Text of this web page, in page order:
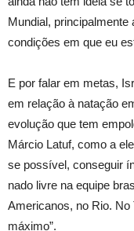
Mundial, principalmente
condições em que eu
E por falar em metas,
em relação à natação
evolução que tem
Márcio Latuf, como a
se possível, conseguir
nado livre na equipe
Americanos, no Rio. No
máximo”.